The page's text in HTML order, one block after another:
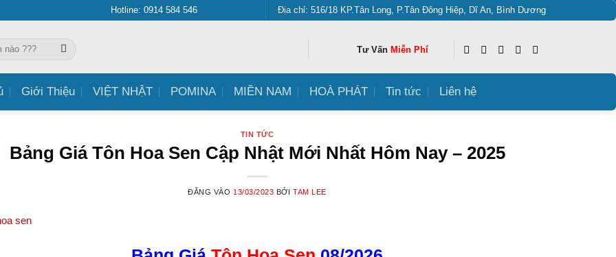
Hotline: 0914 584 546 Địa chỉ: 516/18 KP.Tân Long, P.Tân Đông Hiệp, Dĩ An, Bình Dương
Tư Vấn Miễn Phí
Giới Thiệu VIỆT NHẬT POMINA MIỀN NAM HOÀ PHÁT Tin tức Liên hệ
TIN TỨC
Bảng Giá Tôn Hoa Sen Cập Nhật Mới Nhất Hôm Nay – 2025
ĐĂNG VÀO 13/03/2023 BỞITAM LEE